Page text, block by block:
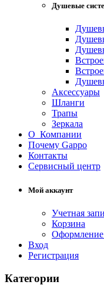
Душевые
Аксессуары
Шланги
Трапы
Зеркала
О Компании
Почему Gappo
Контакты
Сервисный центр
Мой аккаунт
Учетная
Корзина
Оформление
Вход
Регистрация
Категории